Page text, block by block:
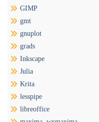
GIMP
gmt
gnuplot
grads
Inkscape
Julia
Krita
lesspipe
libreoffice